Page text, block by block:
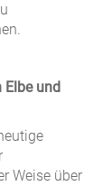
Elbe und
Weise über